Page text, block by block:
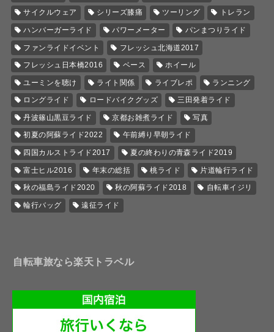
サイクルウェア シリーズ膝痛 ツーリング トレラン
ハンバーガーライド パワーメーター パンまつりライド
ファンライドイベント フレッシュ北海道2017
フレッシュ日本橋2016 ベース ホイール
ユーミンを聴け ライト関係 ライブレポ ランニング
ロングライド ロードバイクグッズ 三田発着ライド
丹波篠山黒豆ライド 京都お雑煮ライド 写真
初夏の阿蘇ライド2022 午前縛り早朝ライド
四国カルストライド2017 夏の終わりの青森ライド2019
富士ヒル2016 年末の総括 桃ライド 片道輪行ライド
秋の福島ライド2020 秋の阿蘇ライド2018 自転車イジリ
輪行バッグ 遠征ライド
自転車旅なら楽天トラベル